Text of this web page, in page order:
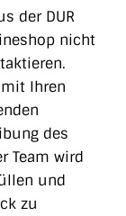
der DUR
nicht
Ihren
des
Team wird
und
zu